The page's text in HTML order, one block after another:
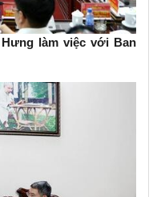
làm việc với Ban